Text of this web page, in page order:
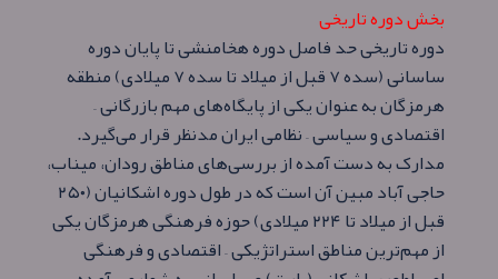
بخش دوره تاریخی
دوره تاریخی حد فاصل دوره هخامنشی تا پایان دوره
ساسانی (سده ۷ قبل از میلاد تا سده ۷ میلادی) منطقه
هرمزگان به عنوان یکی از پایگاه‌های مهم بازرگانی –
اقتصادی و سیاسی – نظامی ایران مدنظر قرار می‌گیرد.
مدارک به دست آمده از بررسی‌های مناطق رودان، میناب،
حاجی آباد مبین آن است که در طول دوره اشکانیان (۲۵۰
قبل از میلاد تا ۲۲۴ میلادی) حوزه فرهنگی هرمزگان یکی
از مهم‌ترین مناطق استراتژیکی – اقتصادی و فرهنگی